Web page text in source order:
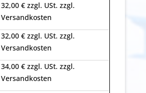
32,00 € zzgl. USt. zzgl.
Versandkosten
32,00 € zzgl. USt. zzgl.
Versandkosten
34,00 € zzgl. USt. zzgl.
Versandkosten